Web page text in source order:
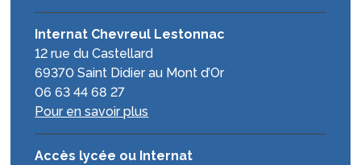
Internat Chevreul Lestonnac
12 rue du Castellard
69370 Saint Didier au Mont d’Or
06 63 44 68 27
Pour en savoir plus
Accès lycée ou Internat